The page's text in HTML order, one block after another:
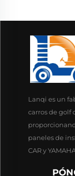
Lanqi es un
carros de golf
paneles de
CAR y